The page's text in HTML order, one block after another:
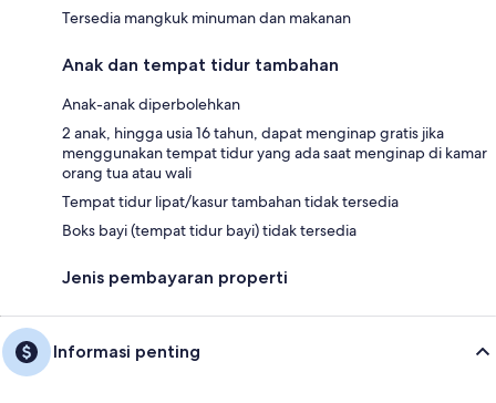
Tersedia mangkuk minuman dan makanan
Anak dan tempat tidur tambahan
Anak-anak diperbolehkan
2 anak, hingga usia 16 tahun, dapat menginap gratis jika
menggunakan tempat tidur yang ada saat menginap di kamar
orang tua atau wali
Tempat tidur lipat/kasur tambahan tidak tersedia
Boks bayi (tempat tidur bayi) tidak tersedia
Jenis pembayaran properti
Informasi penting